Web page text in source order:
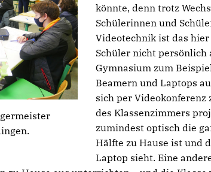
könnte, denn trotz
Schülerinnen und
Videotechnik ist das
Schüler nicht persönlich
Gymnasium zum
Beamern und Laptops
sich per Videokonferenz
des Klassenzimmers
zumindest optisch die
Hälfte zu Hause ist und
Laptop sieht. Eine